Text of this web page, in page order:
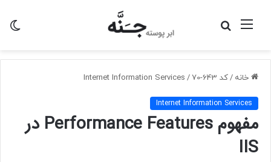
منو
خانه /کد 643-70 /
Internet Information Services
Internet Information Services
مفهوم Performance Features در
IIS